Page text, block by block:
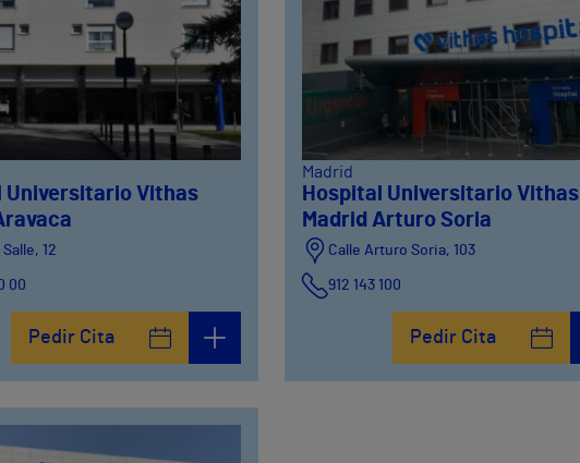
Universitario Vithas
12
00
Pedir Cita
Madrid
Hospital Universitario Vithas
Madrid Arturo Soria
Calle Arturo Soria, 103
912 143 100
Pedir Cita